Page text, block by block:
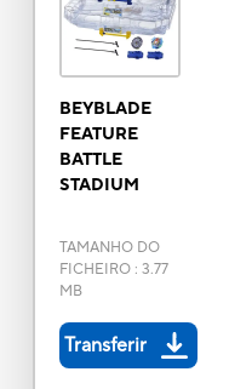
BEYBLADE
FEATURE
BATTLE
STADIUM
TAMANHO DO
FICHEIRO: 3.77
MB
Transferir